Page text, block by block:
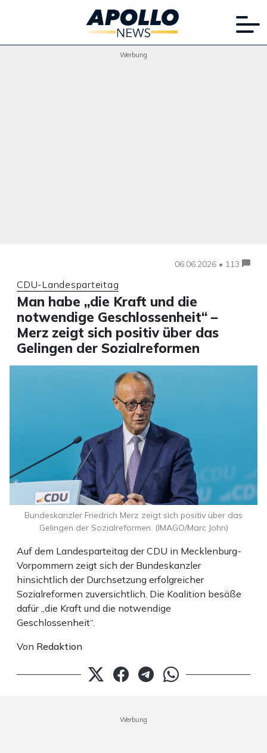
Werbung
06.06.2026 • 113
CDU-Landesparteitag
Man habe „die Kraft und die
notwendige Geschlossenheit“ –
Merz zeigt sich positiv über das
Gelingen der Sozialreformen
Auf dem Landesparteitag der CDU in Mecklenburg-
Vorpommern zeigt sich der Bundeskanzler
hinsichtlich der Durchsetzung erfolgreicher
Sozialreformen zuversichtlich. Die Koalition besäße
dafür „die Kraft und die notwendige
Geschlossenheit“.
Von Redaktion
Bundeskanzler Friedrich Merz zeigt sich positiv über das
Gelingen der Sozialreformen. (IMAGO/Marc John)
Werbung